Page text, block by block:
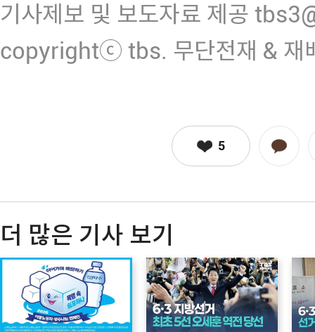
기사제보 및 보도자료 제공
copyrightⓒ tbs. 무단전재 & 재
5
더 많은 기사 보기